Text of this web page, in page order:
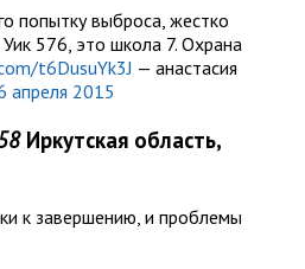
попытку выброса, жестко
576, это школа 7. Охрана
t6DusuYk3J — анастасия
апреля 2015
Иркутская область,
к завершению, и проблемы